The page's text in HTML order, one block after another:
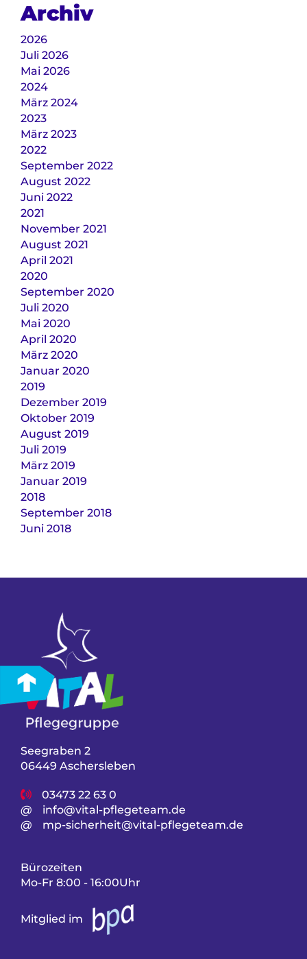
Archiv
2026
Juli 2026
Mai 2026
2024
März 2024
2023
März 2023
2022
September 2022
August 2022
Juni 2022
2021
November 2021
August 2021
April 2021
2020
September 2020
Juli 2020
Mai 2020
April 2020
März 2020
Januar 2020
2019
Dezember 2019
Oktober 2019
August 2019
Juli 2019
März 2019
Januar 2019
2018
September 2018
Juni 2018
Seegraben 2
06449 Aschersleben
03473 22 63 0
@
info@vital-pflegeteam.de
@
mp-sicherheit@vital-pflegeteam.de
Bürozeiten
Mo-Fr 8:00 - 16:00Uhr
Mitglied im